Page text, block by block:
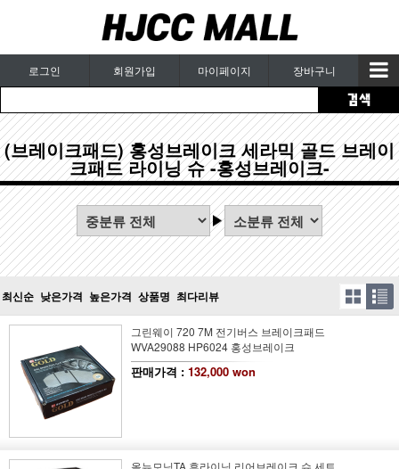
로그인 회원가입 마이페이지 장바구니
(브레이크패드) 홍성브레이크 세라믹 골드 브레이
크패드 라이닝 슈 -홍성브레이크-
최신순 낮은가격 높은가격 상품명 최다리뷰
그린웨이 720 7M 전기버스 브레이크패드
WVA29088 HP6024 홍성브레이크
판매가격 : 132,000 won
올뉴모닝TA 후라이닝 리어브레이크 슈 세트